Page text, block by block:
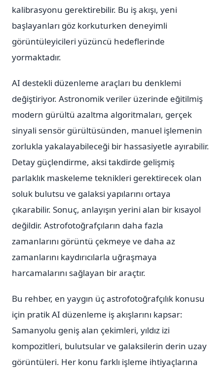
kalibrasyonu gerektirebilir. Bu iş akışı, yeni
başlayanları göz korkuturken deneyimli
görüntüleyicileri yüzüncü hedeflerinde
yormaktadır.
AI destekli düzenleme araçları bu denklemi
değiştiriyor. Astronomik veriler üzerinde eğitilmiş
modern gürültü azaltma algoritmaları, gerçek
sinyali sensör gürültüsünden, manuel işlemenin
zorlukla yakalayabileceği bir hassasiyetle ayırabilir.
Detay güçlendirme, aksi takdirde gelişmiş
parlaklık maskeleme teknikleri gerektirecek olan
soluk bulutsu ve galaksi yapılarını ortaya
çıkarabilir. Sonuç, anlayışın yerini alan bir kısayol
değildir. Astrofotoğrafçıların daha fazla
zamanlarını görüntü çekmeye ve daha az
zamanlarını kaydırıcılarla uğraşmaya
harcamalarını sağlayan bir araçtır.
Bu rehber, en yaygın üç astrofotoğrafçılık konusu
için pratik AI düzenleme iş akışlarını kapsar:
Samanyolu geniş alan çekimleri, yıldız izi
kompozitleri, bulutsular ve galaksilerin derin uzay
görüntüleri. Her konu farklı işleme ihtiyaçlarına